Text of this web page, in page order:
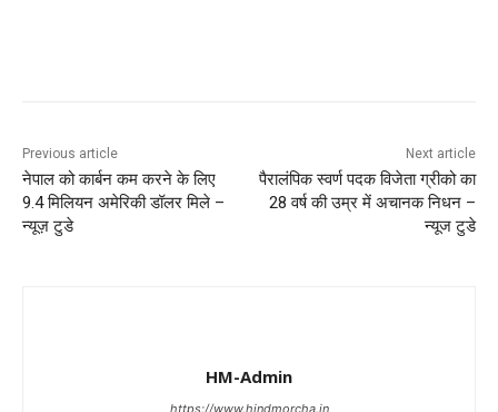
Previous article
नेपाल को कार्बन कम करने के लिए
9.4 मिलियन अमेरिकी डॉलर मिले –
न्यूज़ टुडे
Next article
पैरालंपिक स्वर्ण पदक विजेता ग्रीको का
28 वर्ष की उम्र में अचानक निधन –
न्यूज टुडे
HM-Admin